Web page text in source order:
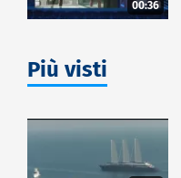
00:36
Più visti